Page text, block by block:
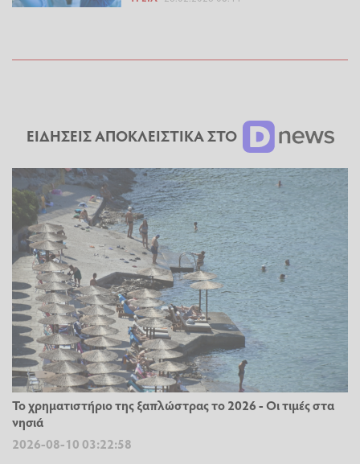
ΕΙΔΗΣΕΙΣ ΑΠΟΚΛΕΙΣΤΙΚΑ ΣΤΟ
Το χρηματιστήριο της ξαπλώστρας το 2026 - Οι τιμές στα
νησιά
2026-08-10 03:22:58